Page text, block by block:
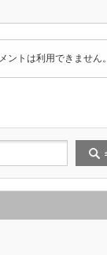
ントは利用できません。